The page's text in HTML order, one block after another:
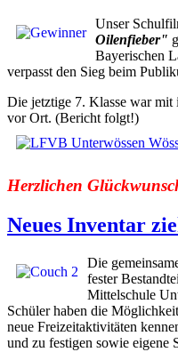
Unser
Oilenfieber"
Bayerischen
verpasst den Sieg beim
Die jetztige 7. Klasse war mit
vor Ort. (Bericht folgt!)
Herzlichen
Neues Inventar
Die
fester
Mittelschule
Schüler haben die
neue Freizeitaktivitäten
und zu festigen sowie eigene